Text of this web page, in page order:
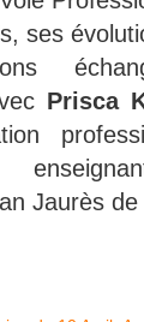
ses
Prisca
Jaurès